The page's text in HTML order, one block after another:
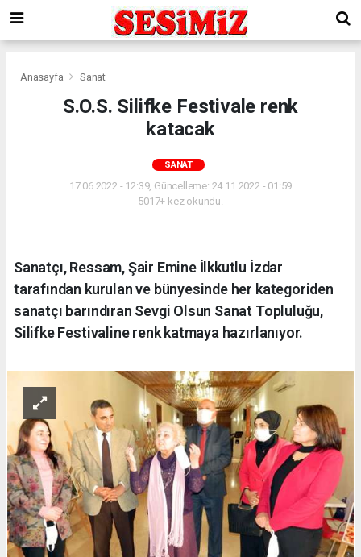
Anasayfa Sanat
S.O.S. Silifke Festivale renk
katacak
SANAT
17.06.2022 - 12:39, Güncelleme: 24.11.2022 - 01:59
5017+ kez okundu.
Sanatçı, Ressam, Şair Emine İlkkutlu İzdar
tarafından kurulan ve bünyesinde her kategoriden
sanatçı barındıran Sevgi Olsun Sanat Topluluğu,
Silifke Festivaline renk katmaya hazırlanıyor.